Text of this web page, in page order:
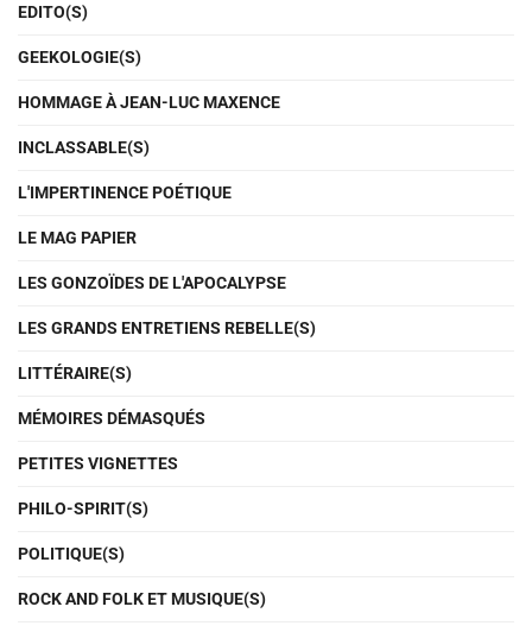
EDITO(S)
GEEKOLOGIE(S)
HOMMAGE À JEAN-LUC MAXENCE
INCLASSABLE(S)
L'IMPERTINENCE POÉTIQUE
LE MAG PAPIER
LES GONZOÏDES DE L'APOCALYPSE
LES GRANDS ENTRETIENS REBELLE(S)
LITTÉRAIRE(S)
MÉMOIRES DÉMASQUÉS
PETITES VIGNETTES
PHILO-SPIRIT(S)
POLITIQUE(S)
ROCK AND FOLK ET MUSIQUE(S)